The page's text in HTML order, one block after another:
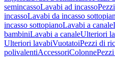
semincassoLavabi ad incasso
incassoLavabi da incasso
incasso sottopianoLavabi a canale
bambiniLavabi a canaleUlteriori
Ulteriori lavabiVuotatoiPezzi di
polivalentiAccessoriColonne